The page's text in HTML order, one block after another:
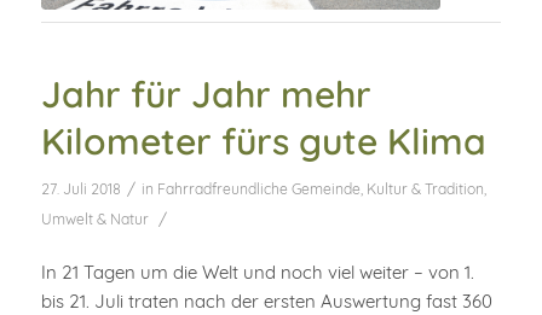
Jahr für Jahr mehr
Kilometer fürs gute Klima
27. Juli 2018 / in Fahrradfreundliche Gemeinde Kultur & Tradition
Umwelt & Natur
/
In 21 Tagen um die Welt und noch viel weiter – von 1.
bis 21. Juli traten nach der ersten Auswertung fast 360